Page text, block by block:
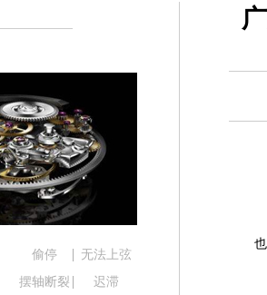
南昌市红谷滩新区红谷中大道998号绿地双子
广州市天河区天河路230号万菱汇国际中心写字
广州市越秀区环市东路371-375号世界贸易中心
深圳市罗湖区深南东路5001号华润大厦写字楼
惠州市惠城区江北文昌一路7号华贸大厦写字楼1
厦门市思明区湖滨东路95号华润大厦写字楼B座
福州市鼓楼区五四路128-1号恒力城写字楼15层
成都市锦江区人民东路6号SAC东原中心写字楼
重庆市江北区观音桥步行街2号融恒时代广场写
长沙市芙蓉区定王台街道建湘路393号世茂环球
偷停
无法上弦
摆轴断裂 迟滞